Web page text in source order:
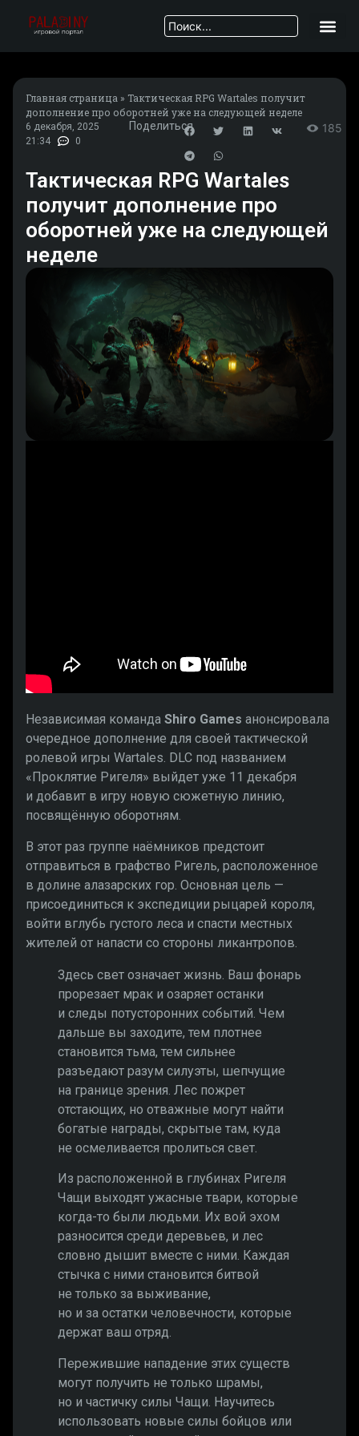
Главная страница » Тактическая RPG Wartales получит
дополнение про оборотней уже на следующей неделе
6 декабря, 2025
21:34
0
Поделиться 185
Тактическая RPG Wartales
получит дополнение про
оборотней уже на следующей
неделе
Независимая команда Shiro Games анонсировала
очередное дополнение для своей тактической
ролевой игры Wartales. DLC под названием
«Проклятие Ригеля» выйдет уже 11 декабря
и добавит в игру новую сюжетную линию,
посвящённую оборотням.
В этот раз группе наёмников предстоит
отправиться в графство Ригель, расположенное
в долине алазарских гор. Основная цель —
присоединиться к экспедиции рыцарей короля,
войти вглубь густого леса и спасти местных
жителей от напасти со стороны ликантропов.
Здесь свет означает жизнь. Ваш фонарь
прорезает мрак и озаряет останки
и следы потусторонних событий. Чем
дальше вы заходите, тем плотнее
становится тьма, тем сильнее
разъедают разум силуэты, шепчущие
на границе зрения. Лес пожрет
отстающих, но отважные могут найти
богатые награды, скрытые там, куда
не осмеливается пролиться свет.
Из расположенной в глубинах Ригеля
Чащи выходят ужасные твари, которые
когда-то были людьми. Их вой эхом
разносится среди деревьев, и лес
словно дышит вместе с ними. Каждая
стычка с ними становится битвой
не только за выживание,
но и за остатки человечности, которые
держат ваш отряд.
Пережившие нападение этих существ
могут получить не только шрамы,
но и частичку силы Чащи. Научитесь
использовать новые силы бойцов или